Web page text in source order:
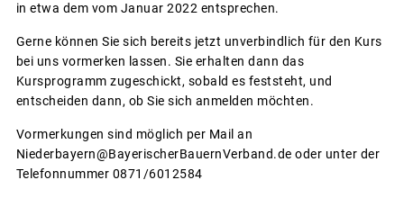
in etwa dem vom Januar 2022 entsprechen.
Gerne können Sie sich bereits jetzt unverbindlich für den Kurs
bei uns vormerken lassen. Sie erhalten dann das
Kursprogramm zugeschickt, sobald es feststeht, und
entscheiden dann, ob Sie sich anmelden möchten.
Vormerkungen sind möglich per Mail an
Niederbayern@BayerischerBauernVerband.de oder unter der
Telefonnummer 0871/6012584